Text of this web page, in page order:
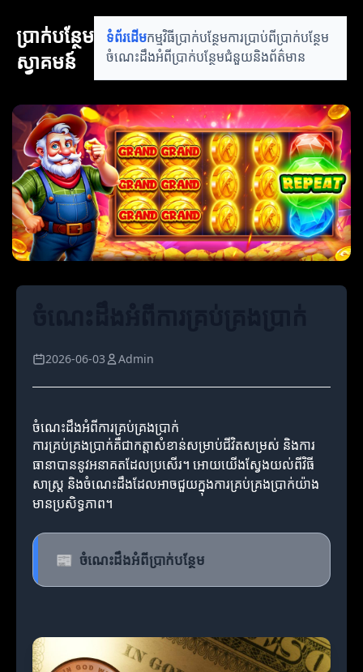
ប្រាក់បន្ថែម
ស្វាគមន៍
ទំព័រដើមកម្មវិធីប្រាក់បន្ថែមការប្រាប់ពីប្រាក់បន្ថែម
ចំណេះដឹងអំពីប្រាក់បន្ថែមជំនួយនិងព័ត៌មាន
2026-06-03 Admin
ចំណេះដឹងអំពីការគ្រប់គ្រងប្រាក់
ការគ្រប់គ្រងប្រាក់គឺជាកត្តាសំខាន់សម្រាប់ជីវិតសម្រស់ និងការ
ធានាបាននូវអនាគតដែលប្រសើរ។ អោយយើងស្វែងយល់ពីវិធី
សាស្ត្រ និងចំណេះដឹងដែលអាចជួយក្នុងការគ្រប់គ្រងប្រាក់យ៉ាង
មានប្រសិទ្ធភាព។
📰 ចំណេះដឹងអំពីប្រាក់បន្ថែម